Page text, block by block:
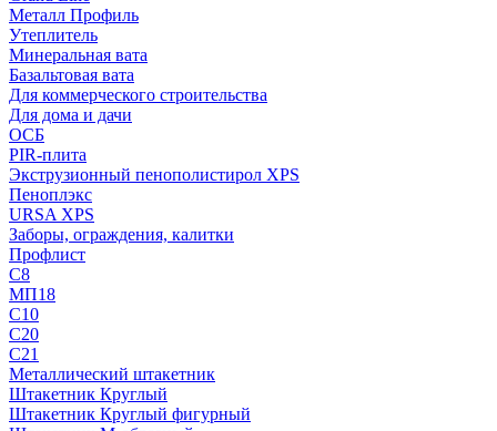
Металл Профиль
Утеплитель
Минеральная вата
Базальтовая вата
Для коммерческого строительства
Для дома и дачи
ОСБ
PIR-плита
Экструзионный пенополистирол XPS
Пеноплэкс
URSA XPS
Заборы, ограждения, калитки
Профлист
С8
МП18
С10
С20
С21
Металлический штакетник
Штакетник Круглый
Штакетник Круглый фигурный